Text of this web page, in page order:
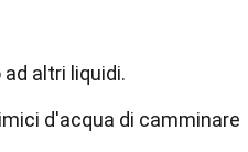
altri liquidi.
d'acqua di camminare